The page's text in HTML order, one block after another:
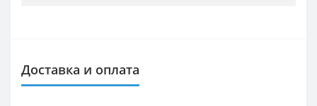
Доставка и оплата